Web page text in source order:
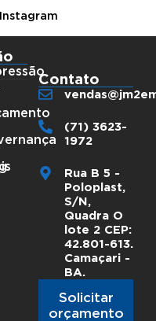
Instagram
Contato
(71) 3623-
1972
Rua B 5 -
Poloplast,
S/N,
Quadra O
lote 2 CEP:
42.801-613.
Camaçari -
BA.
Solicitar
orçamento